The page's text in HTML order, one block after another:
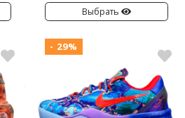
Выбрать
- 29%